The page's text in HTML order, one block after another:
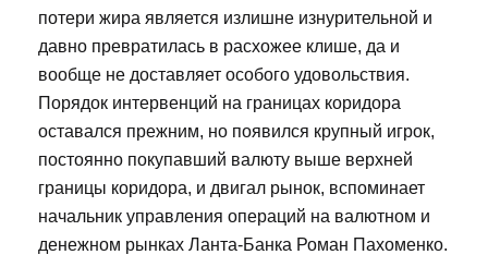
потери жира является излишне изнурительной и
давно превратилась в расхожее клише, да и
вообще не доставляет особого удовольствия.
Порядок интервенций на границах коридора
оставался прежним, но появился крупный игрок,
постоянно покупавший валюту выше верхней
границы коридора, и двигал рынок, вспоминает
начальник управления операций на валютном и
денежном рынках Ланта-Банка Роман Пахоменко.